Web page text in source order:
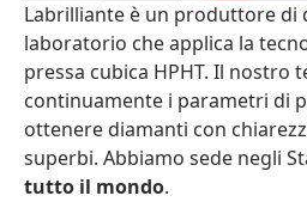
Labrilliante è un produttore di
laboratorio che applica la
pressa cubica HPHT. Il nostro
continuamente i parametri di
ottenere diamanti con
superbi. Abbiamo sede negli
tutto il mondo.